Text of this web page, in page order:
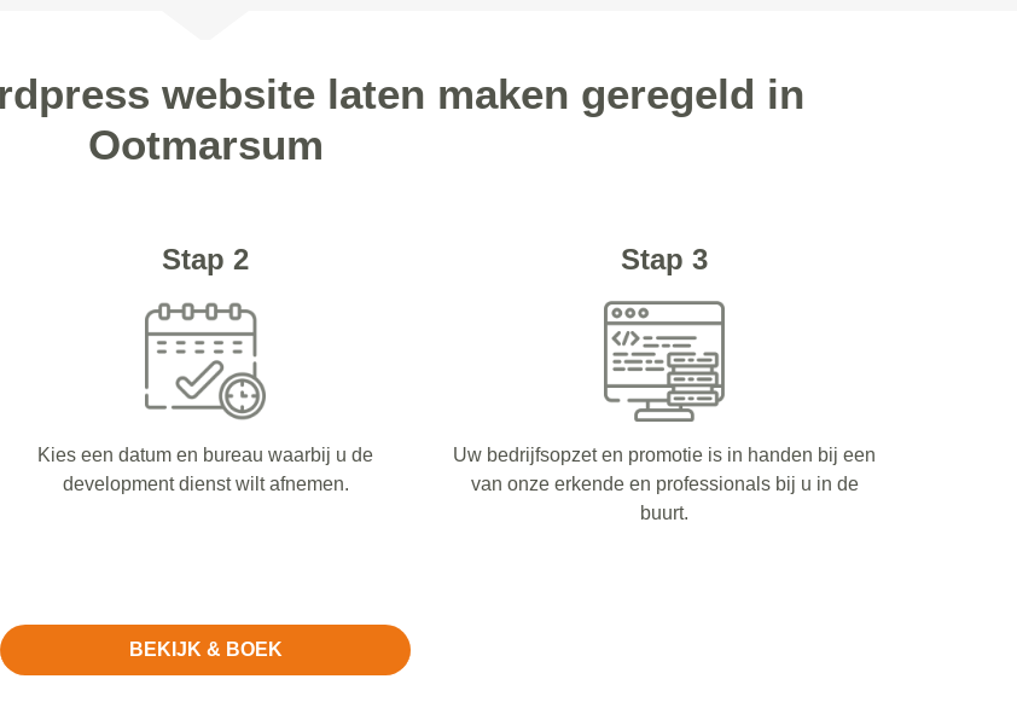
website laten maken geregeld in
Ootmarsum
Stap 2
Kies een datum en bureau waarbij u de
development dienst wilt afnemen.
Stap 3
Uw bedrijfsopzet en promotie is in handen bij een
van onze erkende en professionals bij u in de
buurt.
BEKIJK & BOEK